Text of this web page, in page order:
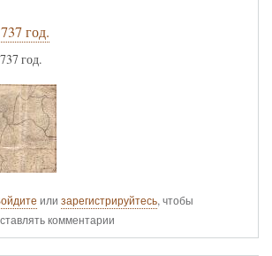
год.
год.
или зарегистрируйтесь, чтобы
комментарии